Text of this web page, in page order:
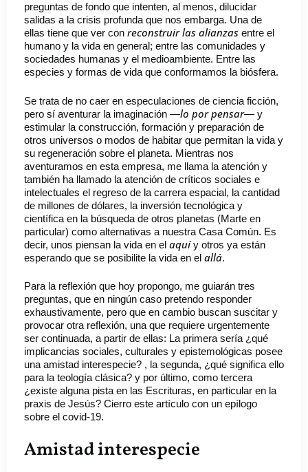
preguntas de fondo que intenten, al menos, dilucidar
salidas a la crisis profunda que nos embarga. Una de
ellas tiene que ver con reconstruir las alianzas entre el
humano y la vida en general; entre las comunidades y
sociedades humanas y el medioambiente. Entre las
especies y formas de vida que conformamos la biósfera.
Se trata de no caer en especulaciones de ciencia ficción,
pero sí aventurar la imaginación —lo por pensar— y
estimular la construcción, formación y preparación de
otros universos o modos de habitar que permitan la vida y
su regeneración sobre el planeta. Mientras nos
aventuramos en esta empresa, me llama la atención y
también ha llamado la atención de críticos sociales e
intelectuales el regreso de la carrera espacial, la cantidad
de millones de dólares, la inversión tecnológica y
científica en la búsqueda de otros planetas (Marte en
particular) como alternativas a nuestra Casa Común. Es
decir, unos piensan la vida en el aquíy otros ya están
esperando que se posibilite la vida en el allá.
Para la reflexión que hoy propongo, me guiarán tres
preguntas, que en ningún caso pretendo responder
exhaustivamente, pero que en cambio buscan suscitar y
provocar otra reflexión, una que requiere urgentemente
ser continuada, a partir de ellas: La primera sería ¿qué
implicancias sociales, culturales y epistemológicas posee
una amistad interespecie? , la segunda, ¿qué significa ello
para la teología clásica? y por último, como tercera
¿existe alguna pista en las Escrituras, en particular en la
praxis de Jesús? Cierro este artículo con un epílogo
sobre el covid-19.
Amistad interespecie